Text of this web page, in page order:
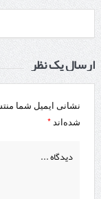
ارسال یک نظر
نشانی ایمیل شما
شده‌اند *